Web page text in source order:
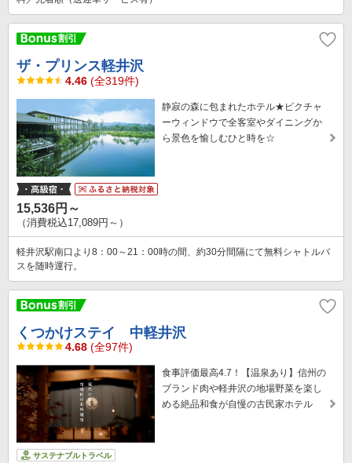
ザ・プリンス軽井沢
4.46 (全319件)
静寂の森に包まれたホテル★ピクチャ
ーウィンドウで全客室やダイニングか
ら景色を愉しむひと時を☆
15,536円～
（消費税込17,089円～）
軽井沢駅南口より8：00～21：00時の間、約30分間隔にて無料シャトルバ
スを随時運行。
くつかけステイ 中軽井沢
4.68 (全97件)
食事評価最高4.7！【温泉あり】信州の
ブランド肉や軽井沢の地場野菜を楽し
める絶品和食が自慢の古民家ホテル
サステナブルトラベル